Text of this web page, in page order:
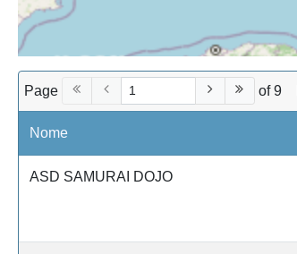
Page of 9
Nome
ASD SAMURAI DOJO